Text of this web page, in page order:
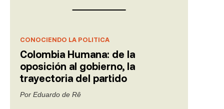
CONOCIENDO LA POLITICA
Colombia Humana: de la
oposición al gobierno, la
trayectoria del partido
Por Eduardo de Rê